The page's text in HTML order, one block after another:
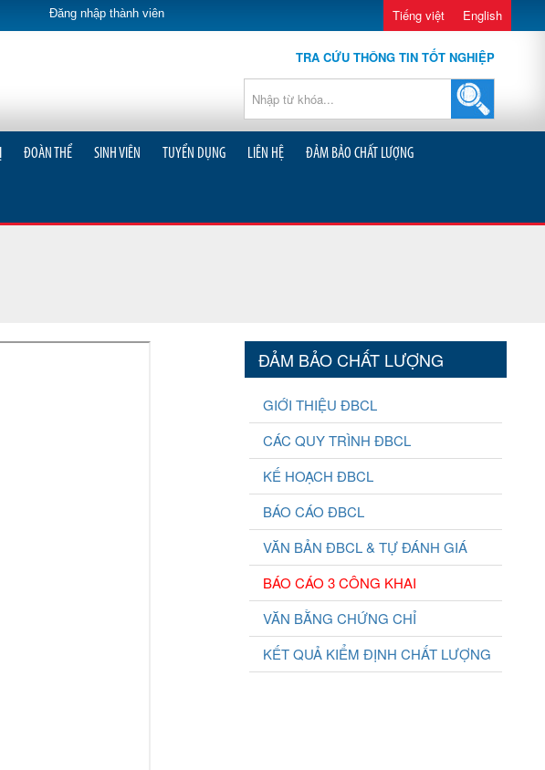
Đăng nhập thành viên Tiếng việt English
TRA CỨU THÔNG TIN TỐT NGHIỆP
ĐOÀN THỂ SINH VIÊN TUYỂN DỤNG LIÊN HỆ ĐẢM BẢO CHẤT LƯỢNG
ĐẢM BẢO CHẤT LƯỢNG
GIỚI THIỆU ĐBCL
CÁC QUY TRÌNH ĐBCL
KẾ HOẠCH ĐBCL
BÁO CÁO ĐBCL
VĂN BẢN ĐBCL & TỰ ĐÁNH GIÁ
BÁO CÁO 3 CÔNG KHAI
VĂN BẰNG CHỨNG CHỈ
KẾT QUẢ KIỂM ĐỊNH CHẤT LƯỢNG